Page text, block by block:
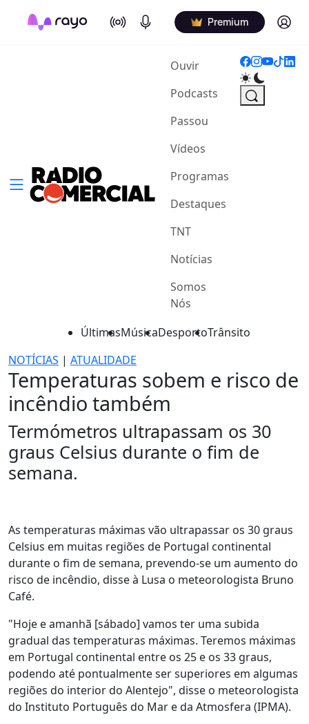
On Air Podcasts Premium Log in
Ouvir(current)
Podcasts
Passou
Vídeos
Programas
Destaques
TNT
Notícias
Somos
Nós
ÚltimasMúsicaDesportoTrânsito
NOTÍCIAS | ATUALIDADE
Temperaturas sobem e risco de
incêndio também
Termómetros ultrapassam os 30
graus Celsius durante o fim de
semana.
As temperaturas máximas vão ultrapassar os 30 graus
Celsius em muitas regiões de Portugal continental
durante o fim de semana, prevendo-se um aumento do
risco de incêndio, disse à Lusa o meteorologista Bruno
Café.
"Hoje e amanhã [sábado] vamos ter uma subida
gradual das temperaturas máximas. Teremos máximas
em Portugal continental entre os 25 e os 33 graus,
podendo até pontualmente ser superiores em algumas
regiões do interior do Alentejo", disse o meteorologista
do Instituto Português do Mar e da Atmosfera (IPMA).